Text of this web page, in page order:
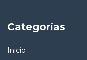
Categorías
Inicio